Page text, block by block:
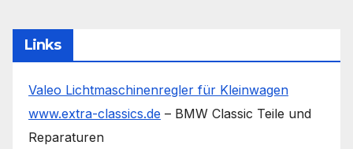
Links
Valeo Lichtmaschinenregler für Kleinwagen
www.extra-classics.de – BMW Classic Teile und
Reparaturen